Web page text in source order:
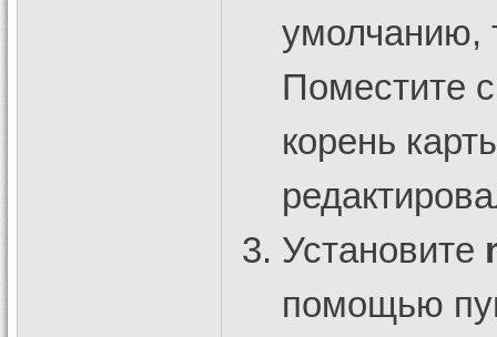
умолчанию,
Поместите
корень
Установите
помощью